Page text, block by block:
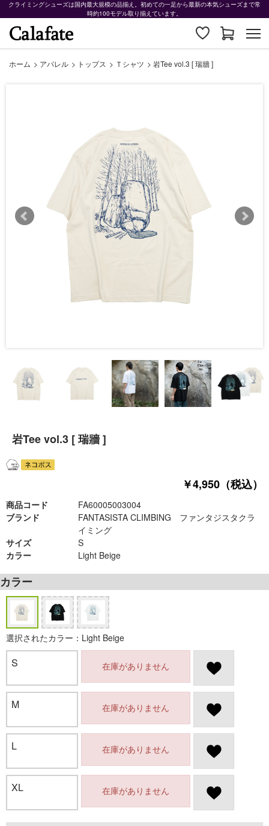
クライミングシューズは国内最大規模の品揃え。初めての一足から最新の本気シューズまで常
時約100モデル取り揃えています。
ホーム > アパレル > トップス > Ｔシャツ > 岩Tee vol.3 [ 瑞牆 ]
岩Tee vol.3 [ 瑞牆 ]
￥4,950（税込）
商品コード
FA60005003004
ブランド
FANTASISTA CLIMBING ファンタジスタクラ
イミング
サイズ
S
カラー
Light Beige
カラー
選択されたカラー：Light Beige
S 在庫がありません
M 在庫がありません
L 在庫がありません
XL 在庫がありません